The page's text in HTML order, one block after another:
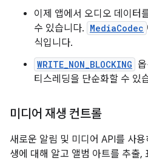
이제 앱에서 오디오 데이터
수 있습니다. MediaCodec
식입니다.
WRITE_NON_BLOCKING
티스레딩을 단순화할 수 있
미디어 재생 컨트롤
새로운 알림 및 미디어 API를 사
생에 대해 알고 앨범 아트를 추출,